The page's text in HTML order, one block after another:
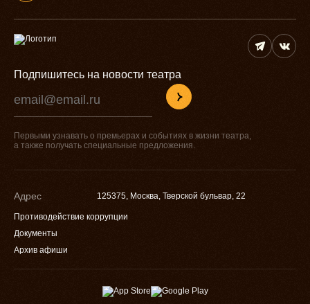
Подпишитесь на новости театра
Первыми узнавать о премьерах и событиях в жизни театра,
а также получать специальные предложения.
Противодействие коррупции
Документы
Архив афиши
Адрес 125375, Москва, Тверской бульвар, 22